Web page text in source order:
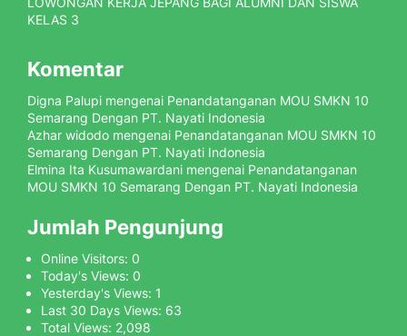
KELAS 3
Komentar
Digna Palupi mengenai Penandatanganan MOU SMKN 10
Semarang Dengan PT. Nayati Indonesia
Azhar widodo mengenai Penandatanganan MOU SMKN 10
Semarang Dengan PT. Nayati Indonesia
Elmina Ita Kusumawardani mengenai Penandatanganan
MOU SMKN 10 Semarang Dengan PT. Nayati Indonesia
Jumlah Pengunjung
Online Visitors: 0
Today's Views: 0
Yesterday's Views: 1
Last 30 Days Views: 63
Total Views: 2,098